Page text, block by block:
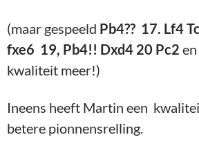
(maar gespeeld Pb4?? 17. Lf4
fxe6 19, Pb4!! Dxd4 20 Pc2
kwaliteit meer!)
Ineens heeft Martin een
betere pionnensrelling.